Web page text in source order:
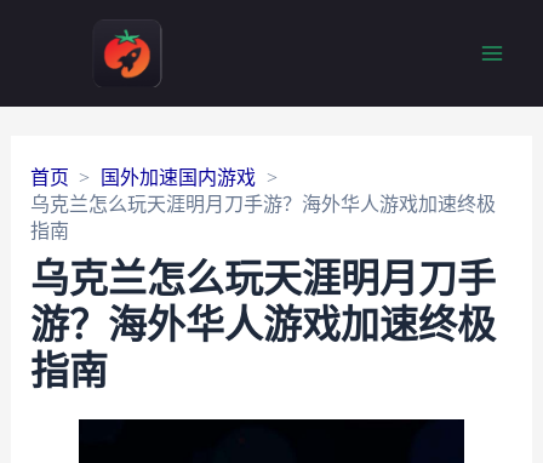
首页
国外加速国内游戏
乌克兰怎么玩天涯明月刀手游？海外华人游戏加速终极
指南
乌克兰怎么玩天涯明月刀手
游？海外华人游戏加速终极
指南